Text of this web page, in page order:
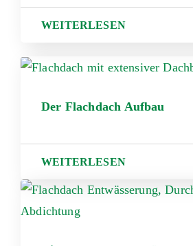
WEITERLESEN
Der Flachdach Aufbau
WEITERLESEN